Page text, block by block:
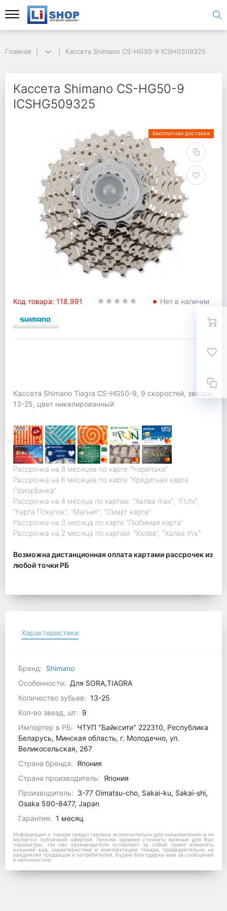
Главная Кассета Shimano CS-HG50-9 ICSHG509325
Кассета Shimano CS-HG50-9
ICSHG509325
Бесплатная доставка
Код товара: 118.991 Нет в наличии
Кассета Shimano Tiagra CS-HG50-9, 9 скоростей, звезды
13-25, цвет никелированный
Рассрочка на 8 месяцев по карте "Черепаха"
Рассрочка на 6 месяцев по карте "Кредитная карта
Приорбанка"
Рассрочка на 4 месяца по картам: "Халва max", "FUN",
"Карта Покупок", "Магнит", "Смарт карта"
Рассрочка на 3 месяца по карте "Любимая карта"
Рассрочка на 2 месяца по картам: "Халва", "Халва mix"
Возможна дистанционная оплата картами рассрочек из
любой точки РБ
Характеристики
Бренд: Shimano
Особенности: Для SORA,TIAGRA
Количество зубьев: 13-25
Кол-во звезд, шт: 9
Импортер в РБ: ЧТУП "Байксити" 222310, Республика
Беларусь, Минская область, г. Молодечно, ул.
Великосельская, 267
Страна бренда: Япония
Страна производитель: Япония
Производитель: 3-77 Oimatsu-cho, Sakai-ku, Sakai-shi,
Osaka 590-8477, Japan
Гарантия: 1 месяц
Информация о товаре предоставлена исключительно для ознакомления и не
является публичной офертой. Просим заранее уточнять важные для Вас
параметры, так как производители оставляют за собой право изменять
внешний вид, характеристики и комплектацию товара, предварительно не
уведомляя продавцов и потребителей. Будем благодарны вам за сообщение
о неточностях!